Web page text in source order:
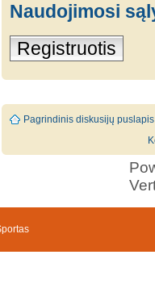
Naudojimosi
Registruotis
Pagrindinis diskusijų puslapis